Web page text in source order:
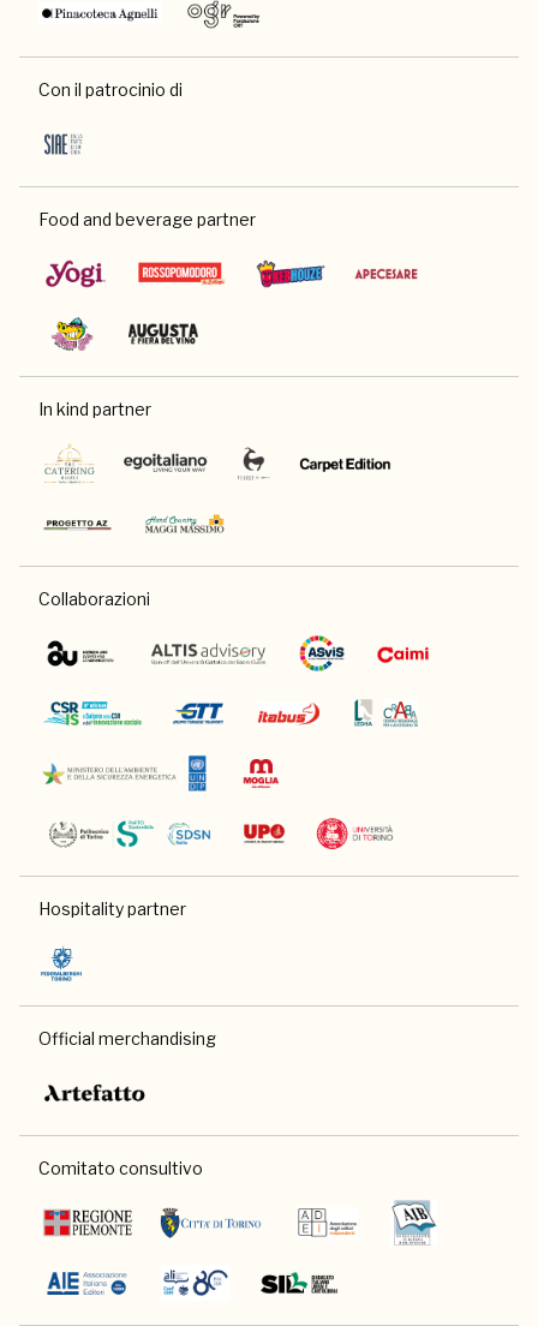
Con il patrocinio di
Food and beverage partner
In kind partner
Collaborazioni
Hospitality partner
Official merchandising
Comitato consultivo